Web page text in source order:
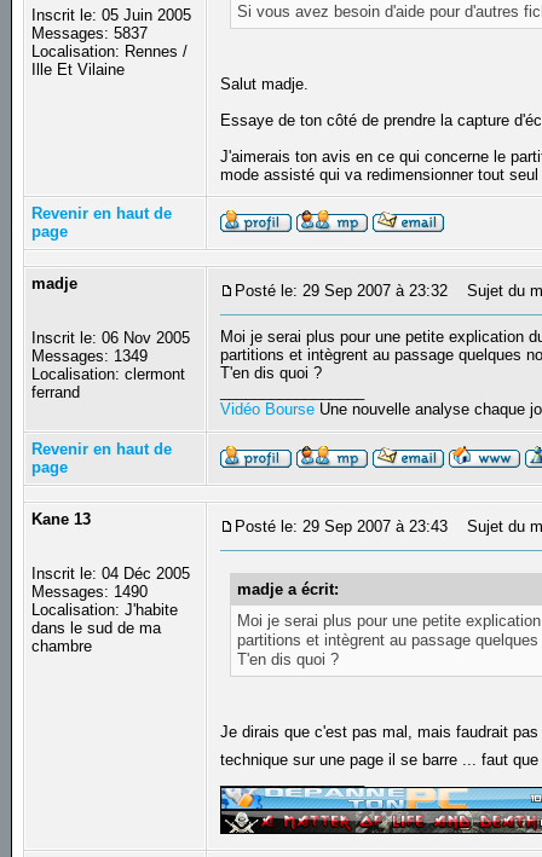
Inscrit le: 05 Juin 2005
Messages: 5837
Localisation: Rennes /
Ille Et Vilaine
Si vous avez besoin d'aide pour d'autres
Salut madje.
Essaye de ton côté de prendre la capture
J'aimerais ton avis en ce qui concerne le
mode assisté qui va redimensionner tout
Revenir en haut de
page
madje
Inscrit le: 06 Nov 2005
Messages: 1349
Localisation: clermont
ferrand
Posté le: 29 Sep 2007 à 23:32 Sujet du
Moi je serai plus pour une petite explication
partitions et intègrent au passage quelques
T'en dis quoi ?
Vidéo Bourse Une nouvelle analyse chaque
Revenir en haut de
page
Kane 13
Inscrit le: 04 Déc 2005
Messages: 1490
Localisation: J'habite
dans le sud de ma
chambre
Posté le: 29 Sep 2007 à 23:43 Sujet du
madje a écrit:
Moi je serai plus pour une petite
partitions et intègrent au passage
T'en dis quoi ?
Je dirais que c'est pas mal, mais faudrait
technique sur une page il se barre ... faut